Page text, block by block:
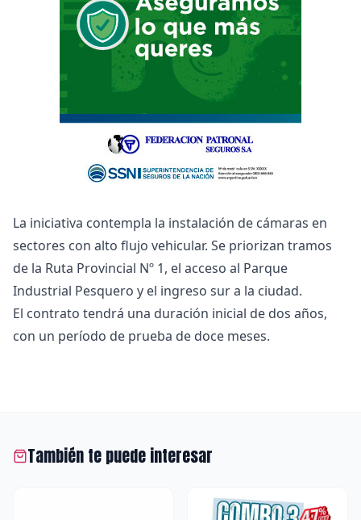
La iniciativa contempla la instalación de cámaras en
sectores con alto flujo vehicular. Se priorizan tramos
de la Ruta Provincial Nº 1, el acceso al Parque
Industrial Pesquero y el ingreso sur a la ciudad.
El contrato tendrá una duración inicial de dos años,
con un período de prueba de doce meses.
También te puede interesar